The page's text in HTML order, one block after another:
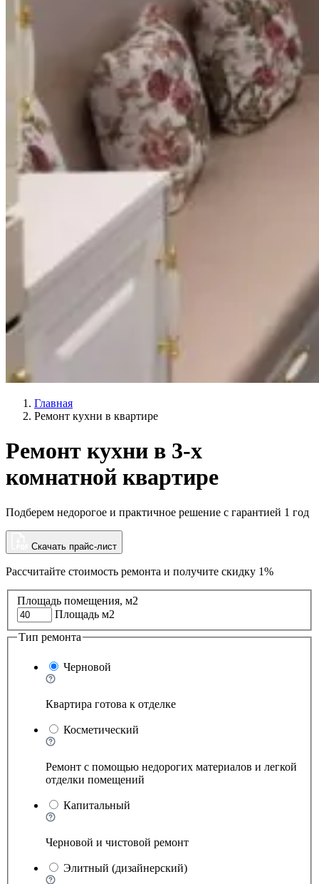
Главная
Ремонт кухни в квартире
Ремонт кухни в 3-х
комнатной квартире
Подберем недорогое и практичное решение с гарантией 1 год
Скачать прайс-лист
Рассчитайте стоимость ремонта и получите скидку 1%
Площадь помещения, м2
Площадь м2
Тип ремонта
Черновой
Квартира готова к отделке
Косметический
Ремонт с помощью недорогих материалов и легкой
отделки помещений
Капитальный
Черновой и чистовой ремонт
Элитный (дизайнерский)